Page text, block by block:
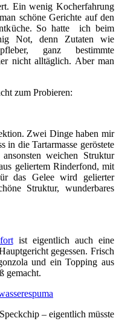
Ein wenig Kocherfahrung
schöne Gerichte auf den
So hatte ich beim
Not, denn Zutaten wie
ganz bestimmte
nicht alltäglich. Aber man
zum Probieren:
Zwei Dinge haben mir
in die Tartarmasse geröstete
weichen Struktur
geliertem Rinderfond, mit
das Gelee wird gelierter
Struktur, wunderbares
ist eigentlich auch eine
gegessen. Frisch
und ein Topping aus
gemacht.
– eigentlich müsste